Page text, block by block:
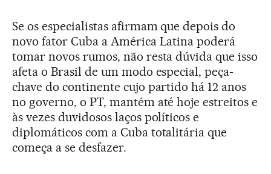
Se os especialistas afirmam que depois do
novo fator Cuba a América Latina poderá
tomar novos rumos, não resta dúvida que isso
afeta o Brasil de um modo especial, peça-
chave do continente cujo partido há 12 anos
no governo, o PT, mantém até hoje estreitos e
às vezes duvidosos laços políticos e
diplomáticos com a Cuba totalitária que
começa a se desfazer.